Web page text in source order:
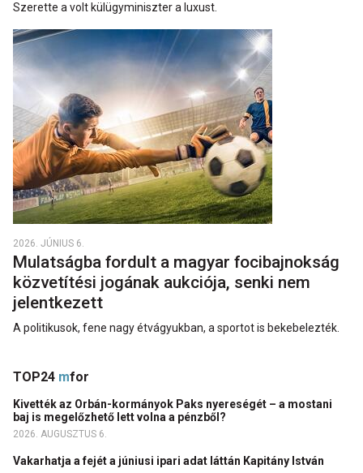
Szerette a volt külügyminiszter a luxust.
2026. JÚNIUS 6.
Mulatságba fordult a magyar focibajnokság
közvetítési jogának aukciója, senki nem
jelentkezett
A politikusok, fene nagy étvágyukban, a sportot is bekebelezték.
TOP24 mfor
Kivették az Orbán-kormányok Paks nyereségét – a mostani
baj is megelőzhető lett volna a pénzből?
2026. AUGUSZTUS 6.
Vakarhatja a fejét a júniusi ipari adat láttán Kapitány István